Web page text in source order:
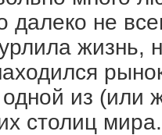
далеко не
жизнь,
из (или
столиц мира.